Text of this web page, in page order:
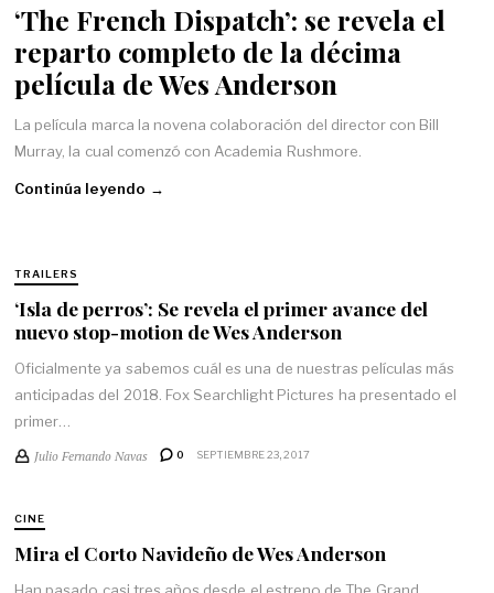
‘The French Dispatch’: se revela el
reparto completo de la décima
película de Wes Anderson
La película marca la novena colaboración del director con Bill
Murray, la cual comenzó con Academia Rushmore.
Continúa leyendo →
TRAILERS
‘Isla de perros’: Se revela el primer avance del
nuevo stop-motion de Wes Anderson
Oficialmente ya sabemos cuál es una de nuestras películas más
anticipadas del 2018. Fox Searchlight Pictures ha presentado el
primer…
Julio Fernando Navas 0 SEPTIEMBRE 23, 2017
CINE
Mira el Corto Navideño de Wes Anderson
Han pasado casi tres años desde el estreno de The Grand